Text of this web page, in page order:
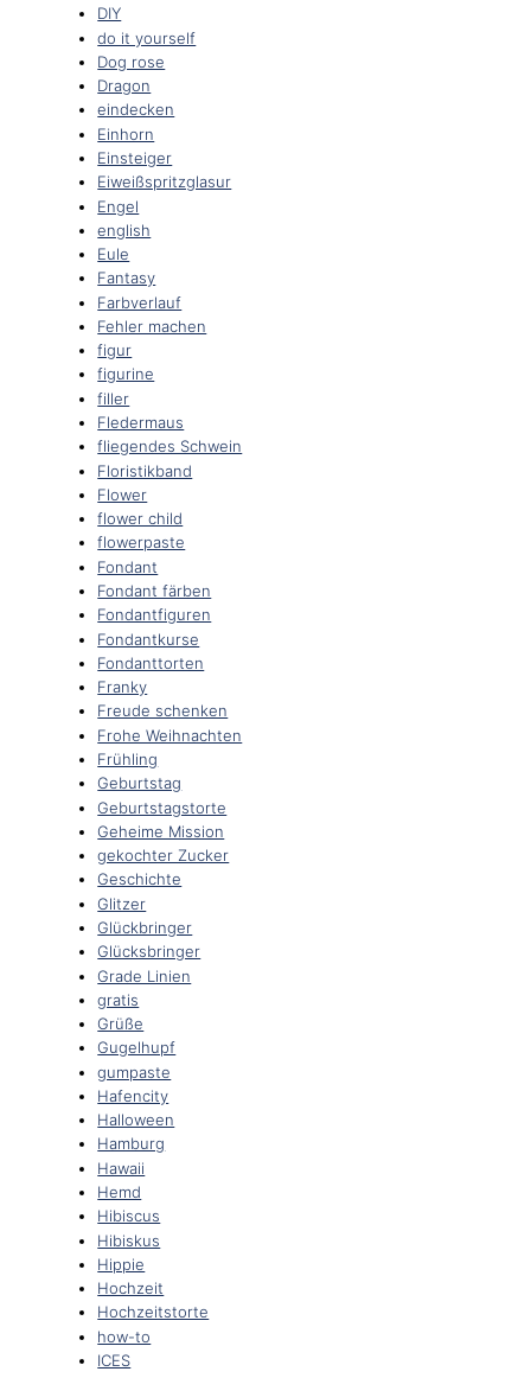
DIY
do it yourself
Dog rose
Dragon
eindecken
Einhorn
Einsteiger
Eiweißspritzglasur
Engel
english
Eule
Fantasy
Farbverlauf
Fehler machen
figur
figurine
filler
Fledermaus
fliegendes Schwein
Floristikband
Flower
flower child
flowerpaste
Fondant
Fondant färben
Fondantfiguren
Fondantkurse
Fondanttorten
Franky
Freude schenken
Frohe Weihnachten
Frühling
Geburtstag
Geburtstagstorte
Geheime Mission
gekochter Zucker
Geschichte
Glitzer
Glückbringer
Glücksbringer
Grade Linien
gratis
Grüße
Gugelhupf
gumpaste
Hafencity
Halloween
Hamburg
Hawaii
Hemd
Hibiscus
Hibiskus
Hippie
Hochzeit
Hochzeitstorte
how-to
ICES